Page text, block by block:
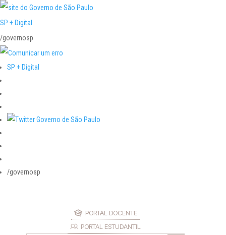
SP + Digital
/governosp
SP + Digital
/governosp
PORTAL DOCENTE
PORTAL ESTUDANTIL